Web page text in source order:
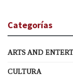
Categorías
ARTS AND
CULTURA